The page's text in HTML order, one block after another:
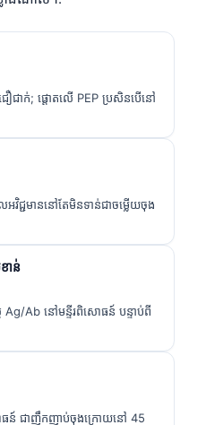
ឿជាក់; ផ្តោតលើ PEP ប្រសិនបើនៅ
វិជ្ជមាននៅតែមិនទាន់ជាចម្លើយចុង
ាន់
Ag/Ab នៅមន្ទីរពិសោធន៍ បន្ទាប់ពី
ោធន៍ ជាញឹកញាប់ចុងក្រោយនៅ 45